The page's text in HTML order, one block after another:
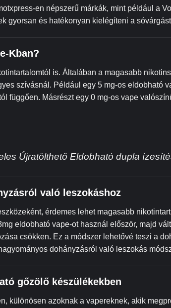
en népszerű márkák, mint például a
gyorsan és hatékonyan kielégíteni a
Kban?
is. Általában a magasabb
szívásnál. Például egy 5 mg-os eldobható
függően. Másrészt egy 0 mg-os vape
Újratölthető Eldobható dupla
való leszokáshoz
érdemes lehet magasabb
eldobható vape-ot használ először, majd
csökken. Ez a módszer lehetővé teszi a
dohányzásról való leszokás
gőzölő készülékekben
különösen azoknak a vapereknek, akik